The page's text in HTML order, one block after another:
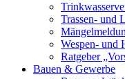
Trassen- und
Wespen- und
Ratgeber
Bauen & Gewerbe